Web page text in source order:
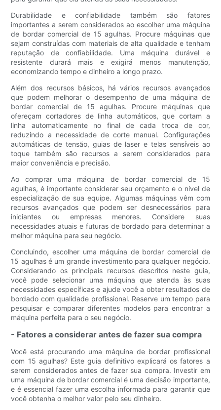
Durabilidade e confiabilidade também são fatores
importantes a serem considerados ao escolher uma máquina
de bordar comercial de 15 agulhas. Procure máquinas que
sejam construídas com materiais de alta qualidade e tenham
reputação de confiabilidade. Uma máquina durável e
resistente durará mais e exigirá menos manutenção,
economizando tempo e dinheiro a longo prazo.
Além dos recursos básicos, há vários recursos avançados
que podem melhorar o desempenho de uma máquina de
bordar comercial de 15 agulhas. Procure máquinas que
ofereçam cortadores de linha automáticos, que cortam a
linha automaticamente no final de cada troca de cor,
reduzindo a necessidade de corte manual. Configurações
automáticas de tensão, guias de laser e telas sensíveis ao
toque também são recursos a serem considerados para
maior conveniência e precisão.
Ao comprar uma máquina de bordar comercial de 15
agulhas, é importante considerar seu orçamento e o nível de
especialização de sua equipe. Algumas máquinas vêm com
recursos avançados que podem ser desnecessários para
iniciantes ou empresas menores. Considere suas
necessidades atuais e futuras de bordado para determinar a
melhor máquina para seu negócio.
Concluindo, escolher uma máquina de bordar comercial de
15 agulhas é um grande investimento para qualquer negócio.
Considerando os principais recursos descritos neste guia,
você pode selecionar uma máquina que atenda às suas
necessidades específicas e ajude você a obter resultados de
bordado com qualidade profissional. Reserve um tempo para
pesquisar e comparar diferentes modelos para encontrar a
máquina perfeita para o seu negócio.
- Fatores a considerar antes de fazer sua compra
Você está procurando uma máquina de bordar profissional
com 15 agulhas? Este guia definitivo explicará os fatores a
serem considerados antes de fazer sua compra. Investir em
uma máquina de bordar comercial é uma decisão importante,
e é essencial fazer uma escolha informada para garantir que
você obtenha o melhor valor pelo seu dinheiro.